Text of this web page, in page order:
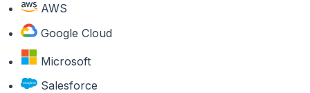
AWS
Google Cloud
Microsoft
Salesforce